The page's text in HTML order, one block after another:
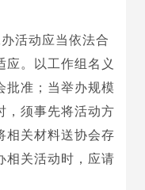
活动应当依法合
应。以工作组名义
批准；当举办规模
，须事先将活动方
相关材料送协会存
相关活动时，应请